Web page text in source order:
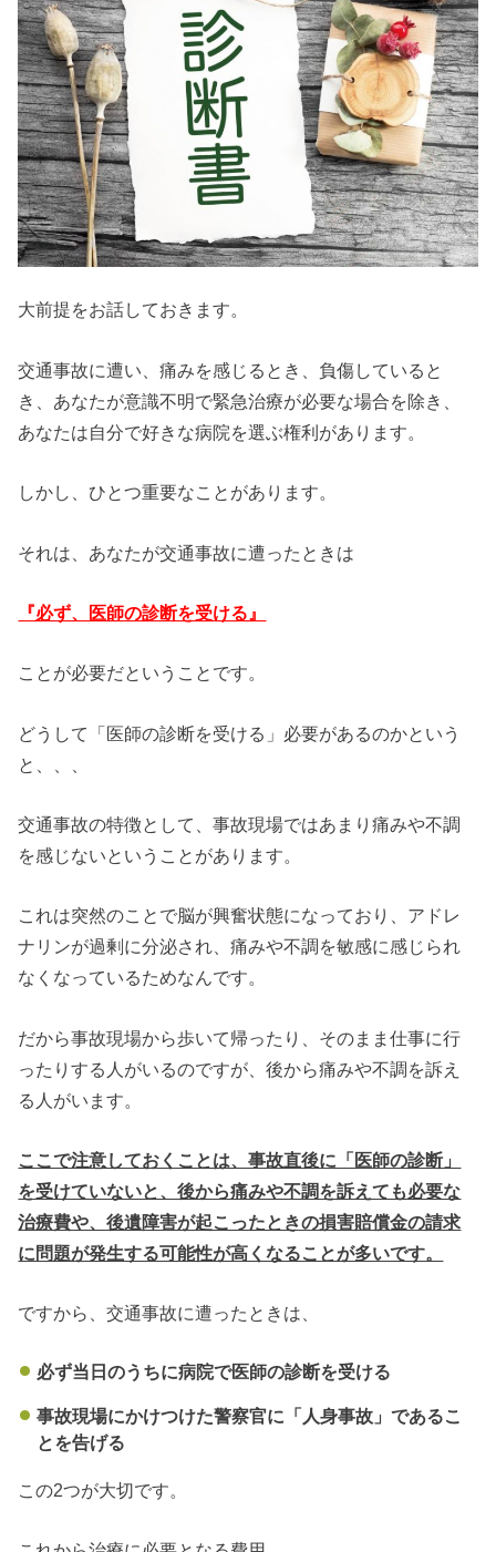
大前提をお話しておきます。
交通事故に遭い、痛みを感じるとき、負傷していると
き、あなたが意識不明で緊急治療が必要な場合を除き、
あなたは自分で好きな病院を選ぶ権利があります。
しかし、ひとつ重要なことがあります。
それは、あなたが交通事故に遭ったときは
『必ず、医師の診断を受ける』
ことが必要だということです。
どうして「医師の診断を受ける」必要があるのかという
と、、、
交通事故の特徴として、事故現場ではあまり痛みや不調
を感じないということがあります。
これは突然のことで脳が興奮状態になっており、アドレ
ナリンが過剰に分泌され、痛みや不調を敏感に感じられ
なくなっているためなんです。
だから事故現場から歩いて帰ったり、そのまま仕事に行
ったりする人がいるのですが、後から痛みや不調を訴え
る人がいます。
ここで注意しておくことは、事故直後に「医師の診断」
を受けていないと、後から痛みや不調を訴えても必要な
治療費や、後遺障害が起こったときの損害賠償金の請求
に問題が発生する可能性が高くなることが多いです。
ですから、交通事故に遭ったときは、
必ず当日のうちに病院で医師の診断を受ける
事故現場にかけつけた警察官に「人身事故」であるこ
とを告げる
この2つが大切です。